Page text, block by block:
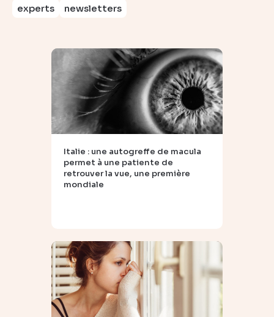
experts
newsletters
Italie : une autogreffe de macula
permet à une patiente de
retrouver la vue, une première
mondiale